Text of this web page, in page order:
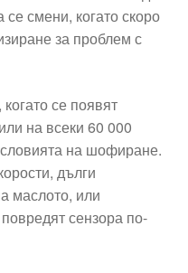
смени, когато скоро
за проблем с
се появят
на всеки 60 000
на шофиране.
дълги
маслото, или
сензора по-